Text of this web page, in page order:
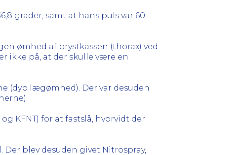
grader, samt at hans puls var 60.
ømhed af brystkassen (thorax) ved
ikke på, at der skulle være en
(dyb lægømhed). Der var desuden
KFNT) for at fastslå, hvorvidt der
blev desuden givet Nitrospray,